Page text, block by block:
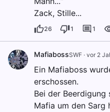
Zack, Stille...
26 1 1
MafiabossSWF · vor 2
Ein Mafiaboss
erschossen.
Bei der
Mafia um den Sarg